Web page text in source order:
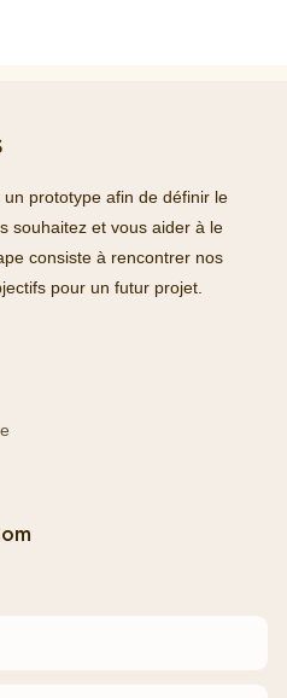
prototype afin de définir le
souhaitez et vous aider à le
consiste à rencontrer nos
pour un futur projet.